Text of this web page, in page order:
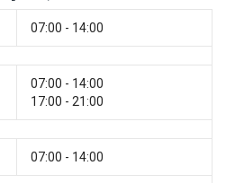
07:00 - 14:00
07:00 - 14:00
17:00 - 21:00
07:00 - 14:00